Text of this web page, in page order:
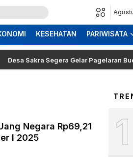
KESEHATAN PARIWISATA
Sakra Segera Gelar Pagelaran Budaya
Negara Rp69,21
I 2025
1